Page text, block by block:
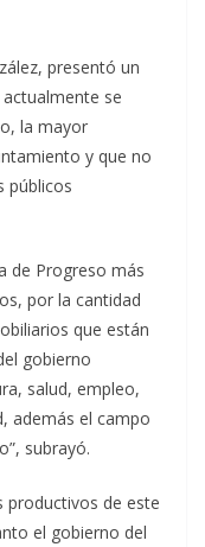
presentó un
se
la mayor
y que no
públicos
de Progreso más
por la cantidad
que están
gobierno
salud, empleo,
además el campo
subrayó.
productivos de este
el gobierno del